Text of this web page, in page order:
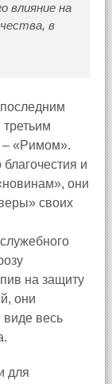
влияние на
в
– «Римом».
и
они
своих
на защиту
они
виде весь
для